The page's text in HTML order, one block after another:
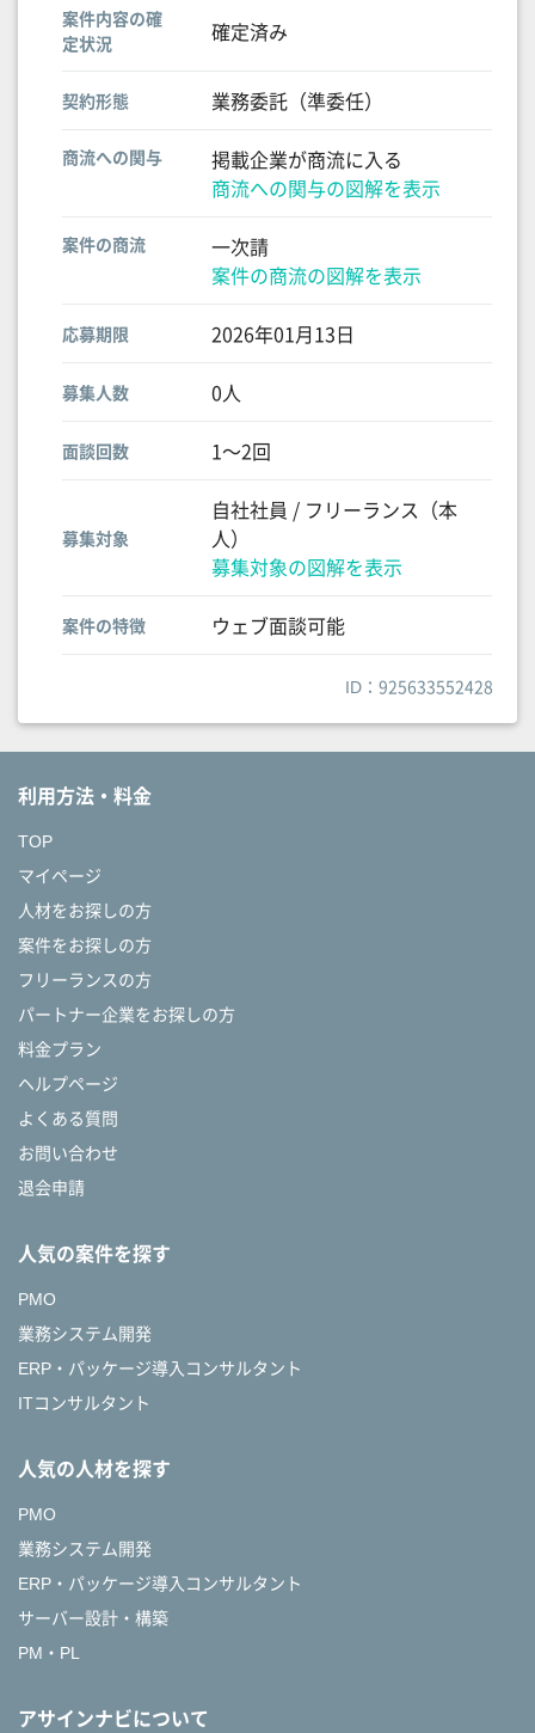
案件内容の確
定状況
確定済み
契約形態 業務委託（準委任）
商流への関与
掲載企業が商流に入る
商流への関与の図解を表示
案件の商流
一次請
案件の商流の図解を表示
応募期限 2026年01月13日
募集人数 0人
面談回数 1〜2回
募集対象
自社社員 / フリーランス（本
人）
募集対象の図解を表示
案件の特徴 ウェブ面談可能
ID：925633552428
利用方法・料金
TOP
マイページ
人材をお探しの方
案件をお探しの方
フリーランスの方
パートナー企業をお探しの方
料金プラン
ヘルプページ
よくある質問
お問い合わせ
退会申請
人気の案件を探す
PMO
業務システム開発
ERP・パッケージ導入コンサルタント
ITコンサルタント
人気の人材を探す
PMO
業務システム開発
ERP・パッケージ導入コンサルタント
サーバー設計・構築
PM・PL
アサインナビについて